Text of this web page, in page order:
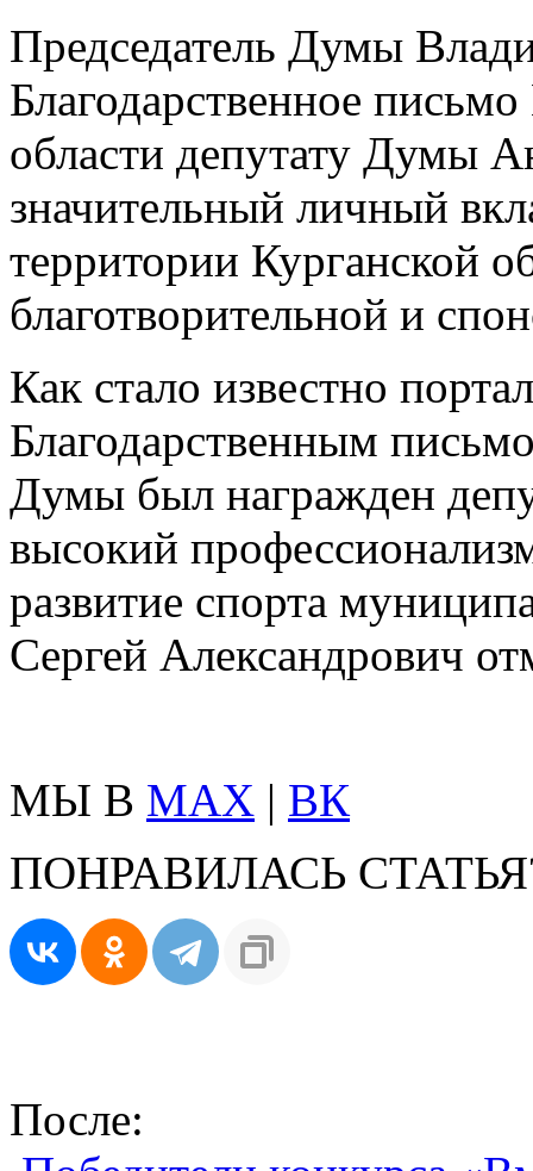
Председатель Думы
Благодарственное
области депутату Думы
значительный личный
территории Курганской
благотворительной и
Как стало известно
Благодарственным
Думы был награжден
высокий
развитие спорта
Сергей Александрович
МЫ В MAX | ВК
ПОНРАВИЛАСЬ
После: